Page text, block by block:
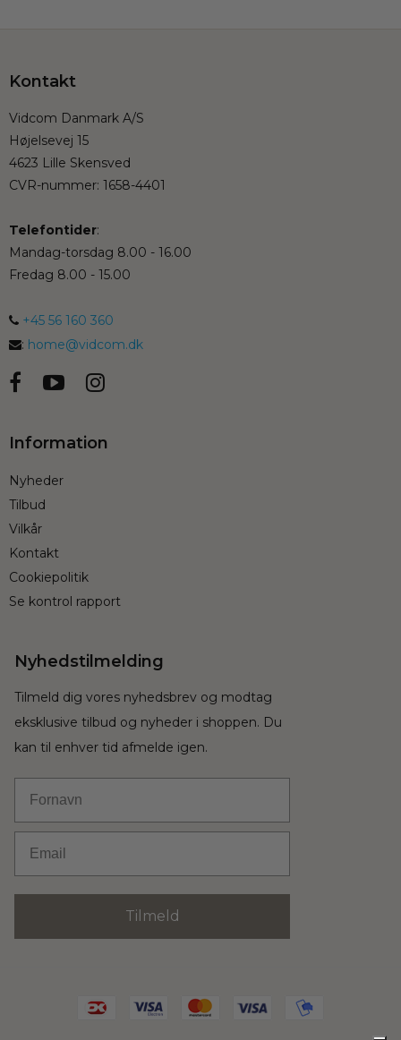
Kontakt
Vidcom Danmark A/S
Højelsevej 15
4623 Lille Skensved
CVR-nummer: 1658-4401
Telefontider:
Mandag-torsdag 8.00 - 16.00
Fredag 8.00 - 15.00
+45 56 160 360
: home@vidcom.dk
Information
Nyheder
Tilbud
Vilkår
Kontakt
Cookiepolitik
Se kontrol rapport
Nyhedstilmelding
Tilmeld dig vores nyhedsbrev og modtag
eksklusive tilbud og nyheder i shoppen. Du
kan til enhver tid afmelde igen.
Tilmeld